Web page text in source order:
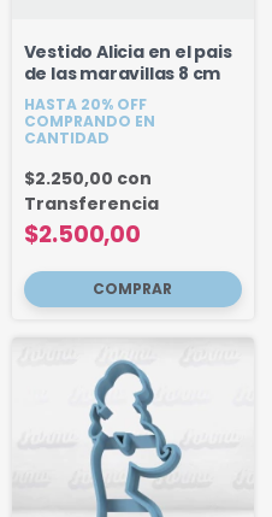
Vestido Alicia en el pais
de las maravillas 8 cm
HASTA 20% OFF
COMPRANDO EN
CANTIDAD
$2.500,00
$2.250,00 con
Transferencia